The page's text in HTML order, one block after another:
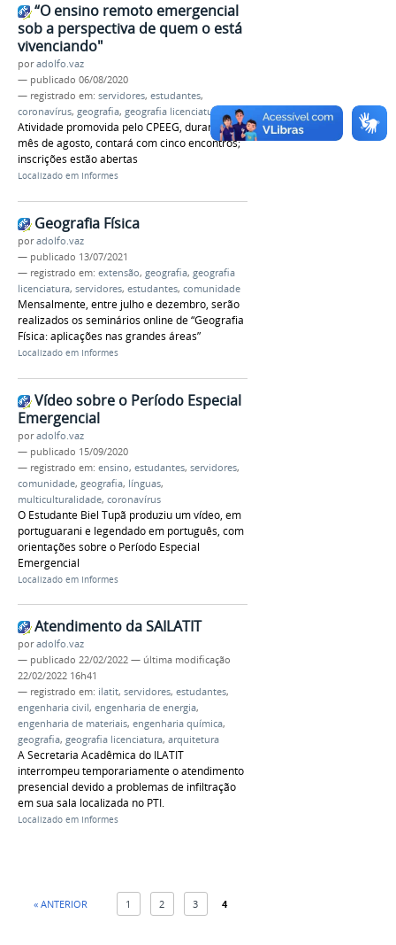
“O ensino remoto emergencial
sob a perspectiva de quem o está
vivenciando"
poradolfo.vaz
— publicado 06/08/2020
— registrado em: servidores, estudantes,
coronavírus, geografia, geografia licenciatura
Atividade promovida pelo CPEEG, durante o
mês de agosto, contará com cinco encontros;
inscrições estão abertas
Localizado em Informes
Geografia Física
poradolfo.vaz
— publicado 13/07/2021
— registrado em: extensão, geografia, geografia
licenciatura, servidores, estudantes, comunidade
Mensalmente, entre julho e dezembro, serão
realizados os seminários online de “Geografia
Física: aplicações nas grandes áreas”
Localizado em Informes
Vídeo sobre o Período Especial
Emergencial
poradolfo.vaz
— publicado 15/09/2020
— registrado em: ensino, estudantes, servidores,
comunidade, geografia, línguas,
multiculturalidade, coronavírus
O Estudante Biel Tupã produziu um vídeo, em
portuguarani e legendado em português, com
orientações sobre o Período Especial
Emergencial
Localizado em Informes
Atendimento da SAILATIT
poradolfo.vaz
— publicado 22/02/2022 — última modificação
22/02/2022 16h41
— registrado em: ilatit, servidores, estudantes,
engenharia civil, engenharia de energia,
engenharia de materiais, engenharia química,
geografia, geografia licenciatura, arquitetura
A Secretaria Acadêmica do ILATIT
interrompeu temporariamente o atendimento
presencial devido a problemas de infiltração
em sua sala localizada no PTI.
Localizado em Informes
« ANTERIOR 1 2 3 4